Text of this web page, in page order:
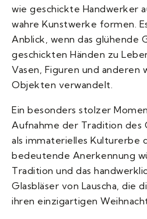
wie geschickte Handwerker
wahre Kunstwerke formen.
Anblick, wenn das glühende
geschickten Händen zu
Vasen, Figuren und anderen
Objekten verwandelt.
Ein besonders stolzer
Aufnahme der Tradition des
als immaterielles Kulturerbe
bedeutende Anerkennung
Tradition und das
Glasbläser von Lauscha, die
ihren einzigartigen